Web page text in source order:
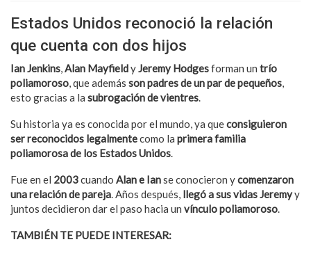
Estados Unidos reconoció la relación
que cuenta con dos hijos
Ian Jenkins,Alan MayfieldyJeremy Hodgesforman un trío
poliamoroso, que además son padres de un par de pequeños,
esto gracias a la subrogación de vientres.
Su historia ya es conocida por el mundo, ya queconsiguieron
ser reconocidos legalmentecomo la primera familia
poliamorosa de los Estados Unidos.
Fue en el 2003cuando Alan e Ianse conocieron ycomenzaron
una relación de pareja. Años después, llegó a sus vidas Jeremyy
juntos decidieron dar el paso hacia un vínculo poliamoroso.
TAMBIÉN TE PUEDE INTERESAR: